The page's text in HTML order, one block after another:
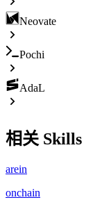
Neovate
Pochi
AdaL
相关 Skills
arein
onchain